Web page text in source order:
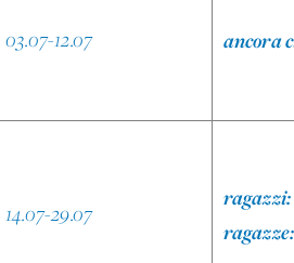
03.07-12.07 ancora
14.07-29.07